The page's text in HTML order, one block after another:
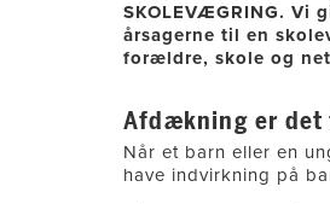
SKOLEVÆGRING. Vi
årsagerne til en
forældre, skole og
Afdækning er
Når et barn eller en
have indvirkning på